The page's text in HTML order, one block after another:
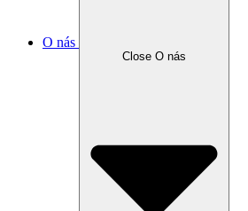
O nás
Close O nás